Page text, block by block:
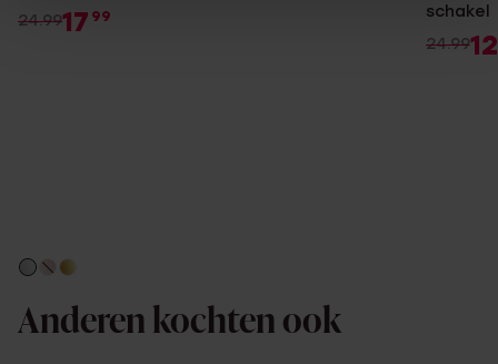
24.9917 99
schakel
24.9912
Anderen kochten ook